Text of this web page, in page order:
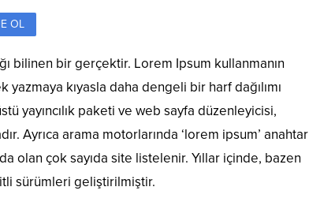
OL
bilinen bir gerçektir. Lorem Ipsum kullanmanın
kıyasla daha dengeli bir harf dağılımı
yayıncılık paketi ve web sayfa düzenleyicisi,
Ayrıca arama motorlarında ‘lorem ipsum’ anahtar
olan çok sayıda site listelenir. Yıllar içinde, bazen
sürümleri geliştirilmiştir.